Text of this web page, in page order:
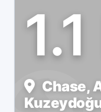
Chase,